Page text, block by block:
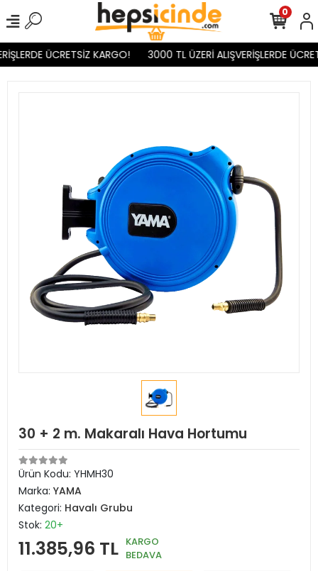
ÜCRETSİZ KARGO! 3000 TL ÜZERİ ALIŞVERİŞLERDE
0
30 + 2 m. Makaralı Hava Hortumu
Ürün Kodu: YHMH30
Marka: YAMA
Kategori: Havalı Grubu
Stok: 20+
11.385,96 TL KARGO
BEDAVA